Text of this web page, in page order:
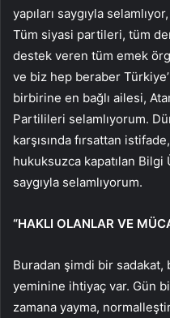
yapıları saygıyla
Tüm siyasi partileri, tüm
destek veren tüm emek
ve biz hep beraber
birbirine en bağlı ailesi,
Partilileri selamlıyorum.
karşısında fırsattan
hukuksuzca kapatılan
saygıyla selamlıyorum.
“HAKLI OLANLAR VE
Buradan şimdi bir
yeminine ihtiyaç var. Gün
zamana yayma,